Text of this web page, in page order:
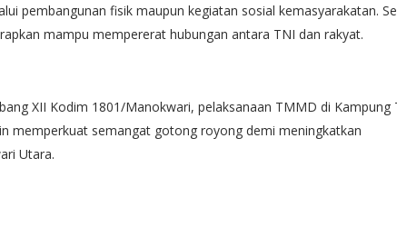
pembangunan fisik maupun kegiatan sosial kemasyarakatan.
mampu mempererat hubungan antara TNI dan rakyat.
XII Kodim 1801/Manokwari, pelaksanaan TMMD di Kampung
memperkuat semangat gotong royong demi meningkatkan
Utara.